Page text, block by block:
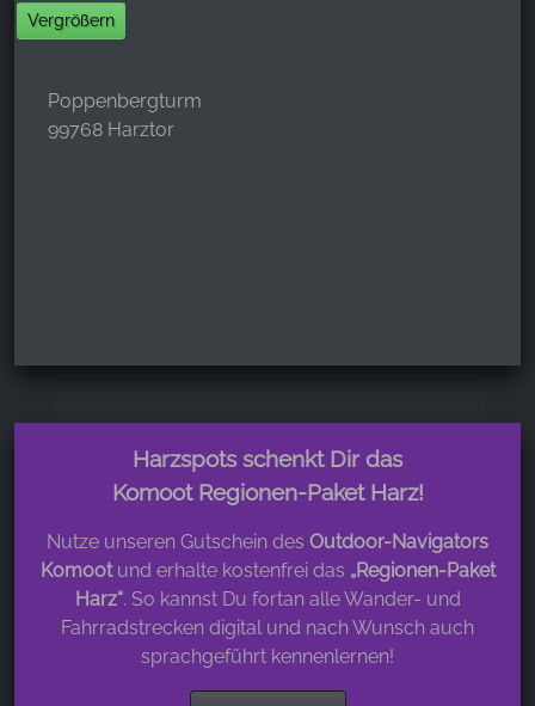
Vergrößern
Poppenbergturm
99768 Harztor
Harzspots schenkt Dir das
Komoot Regionen-Paket Harz!
Nutze unseren Gutschein des Outdoor-Navigators
Komootund erhalte kostenfrei das „Regionen-Paket
Harz“. So kannst Du fortan alle Wander- und
Fahrradstrecken digital und nach Wunsch auch
sprachgeführt kennenlernen!